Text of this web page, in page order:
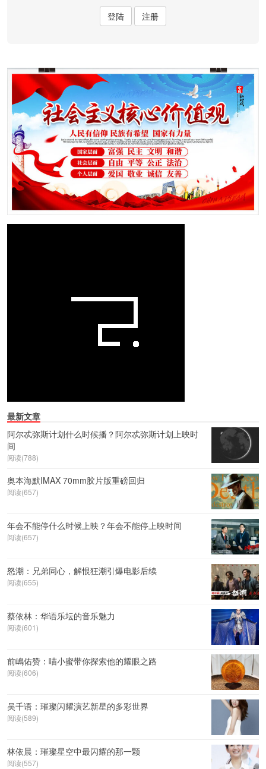
登陆 注册
最新文章
阿尔忒弥斯计划什么时候播？阿尔忒弥斯计划上映时
间
阅读(788)
奥本海默IMAX 70mm胶片版重磅回归
阅读(657)
年会不能停什么时候上映？年会不能停上映时间
阅读(657)
怒潮：兄弟同心，解恨狂潮引爆电影后续
阅读(655)
蔡依林：华语乐坛的音乐魅力
阅读(601)
前嶋佑赞：喵小蜜带你探索他的耀眼之路
阅读(606)
吴千语：璀璨闪耀演艺新星的多彩世界
阅读(589)
林依晨：璀璨星空中最闪耀的那一颗
阅读(557)